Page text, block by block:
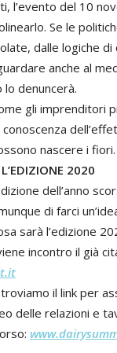
l’evento del 10
Se le
dalle logiche di
anche al
lo denuncerà.
gli imprenditori
nascere i fiori.
2020
dell’anno
di farci
sarà l’edizione
incontro il già
il link per
delle relazioni e